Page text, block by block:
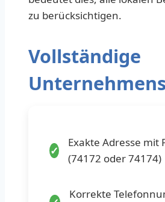
zu berücksichtigen.
Vollständige
Exakte Adresse mit
(74172 oder 74174)
Korrekte